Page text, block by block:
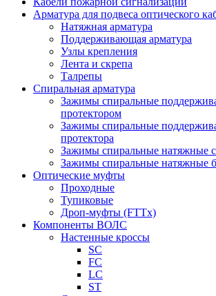
Арматура для подвеса оптического
Натяжная арматура
Поддерживающая арматура
Узлы крепления
Лента и скрепа
Талрепы
Спиральная арматура
Зажимы спиральные
протектором
Зажимы спиральные
протектора
Зажимы спиральные натяжные
Зажимы спиральные натяжные
Оптические муфты
Проходные
Тупиковые
Дроп-муфты (FTTx)
Компоненты ВОЛС
Настенные кроссы
SC
FC
LC
ST